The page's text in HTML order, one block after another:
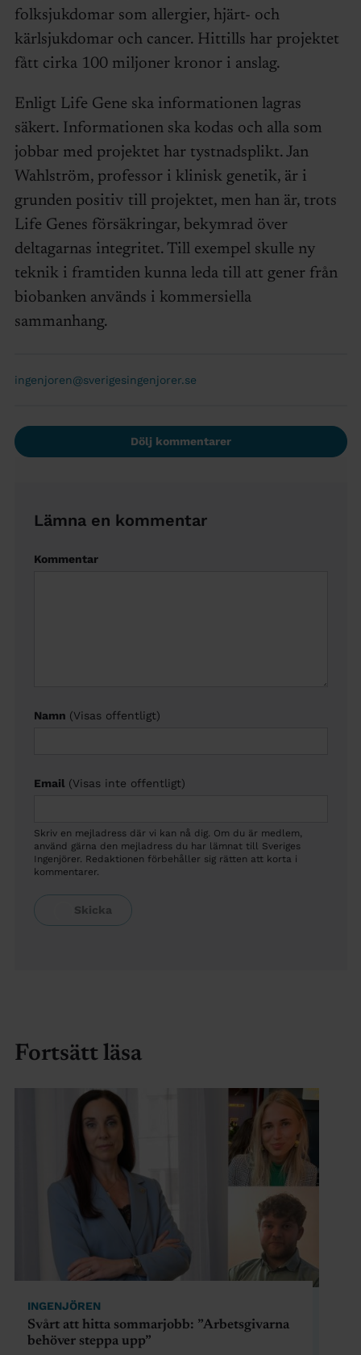
folksjukdomar som allergier, hjärt- och
kärlsjukdomar och cancer. Hittills har projektet
fått cirka 100 miljoner kronor i anslag.
Enligt Life Gene ska informationen lagras
säkert. Informationen ska kodas och alla som
jobbar med projektet har tystnadsplikt. Jan
Wahlström, professor i klinisk genetik, är i
grunden positiv till projektet, men han är, trots
Life Genes försäkringar, bekymrad över
deltagarnas integritet. Till exempel skulle ny
teknik i framtiden kunna leda till att gener från
biobanken används i kommersiella
sammanhang.
ingenjoren@sverigesingenjorer.se
Dölj kommentarer
Lämna en kommentar
Kommentar
Namn (Visas offentligt)
Email (Visas inte offentligt)
Skriv en mejladress där vi kan nå dig. Om du är medlem,
använd gärna den mejladress du har lämnat till Sveriges
Ingenjörer. Redaktionen förbehåller sig rätten att korta i
kommentarer.
Fortsätt läsa
INGENJÖREN
Svårt att hitta sommarjobb: ”Arbetsgivarna
behöver steppa upp”